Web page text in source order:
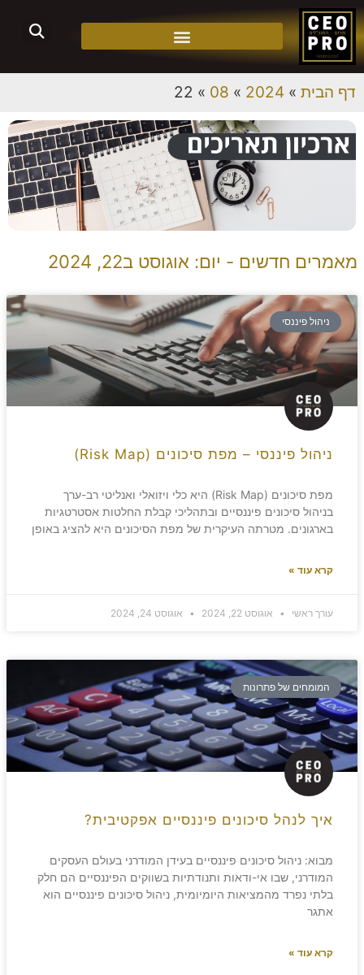
דף הבית »
2024
»
08
»
מאמרים חדשים - יום: אוגוסט ב22, 2024
ניהול פיננסי
ניהול פיננסי – מפת סיכונים (Risk Map)
מפת סיכונים (Risk Map) היא כלי ויזואלי ואנליטי רב-ערך
בניהול סיכונים פיננסיים ובתהליכי קבלת החלטות אסטרטגיות
בארגונים. מטרתה העיקרית של מפת הסיכונים היא להציג באופן
קרא עוד »
עורך ראשי אוגוסט 22, 2024 אוגוסט 24, 2024
המומחים של פתרונות
איך לנהל סיכונים פיננסיים אפקטיבית?
מבוא: ניהול סיכונים פיננסיים בעידן המודרני בעולם העסקים
המודרני, שבו אי-ודאות ותנודתיות בשווקים הפיננסיים הם חלק
בלתי נפרד מהמציאות היומיומית, ניהול סיכונים פיננסיים הוא
אתגר
קרא עוד »